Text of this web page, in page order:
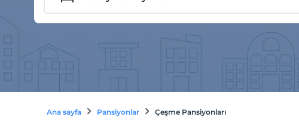
Ana sayfa Pansiyonlar Çeşme Pansiyonları